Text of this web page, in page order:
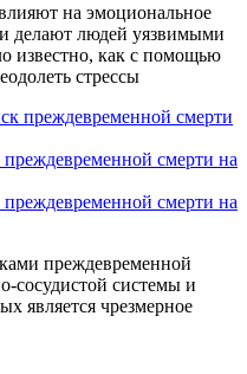
на эмоциональное
делают людей уязвимыми
известно, как с помощью
стрессы
смерти на
смерти на
преждевременной
сосудистой системы и
является чрезмерное